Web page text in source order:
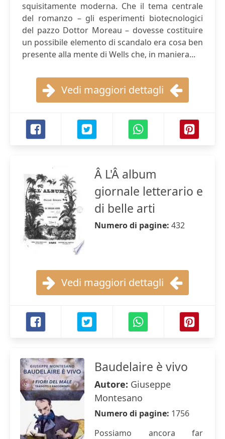
squisitamente moderna. Che il tema centrale
del romanzo – gli esperimenti biotecnologici
del pazzo Dottor Moreau – dovesse costituire
un possibile elemento di scandalo era cosa ben
presente alla mente di Wells che, in maniera...
Vedi maggiori dettagli
Â L'Â album
giornale letterario e
di belle arti
Numero di pagine: 432
Vedi maggiori dettagli
Baudelaire è vivo
Autore: Giuseppe
Montesano
Numero di pagine: 1756
Possiamo ancora far